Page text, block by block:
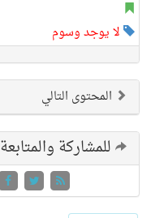
لا يوجد وسوم
المحتوى التالي
للمشاركة والمتابعة